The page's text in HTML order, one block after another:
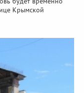
Крымской